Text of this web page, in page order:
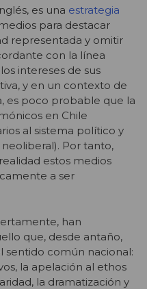
es una estrategia
para destacar
representada y omitir
con la línea
intereses de sus
y en un contexto de
es poco probable que la
en Chile
al sistema político y
Por tanto,
estos medios
a ser
han
que, desde antaño,
sentido común nacional:
la apelación al ethos
la dramatización y